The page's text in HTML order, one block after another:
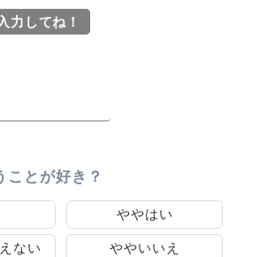
力してね！
ことが好き？
ややはい
ない ややいいえ